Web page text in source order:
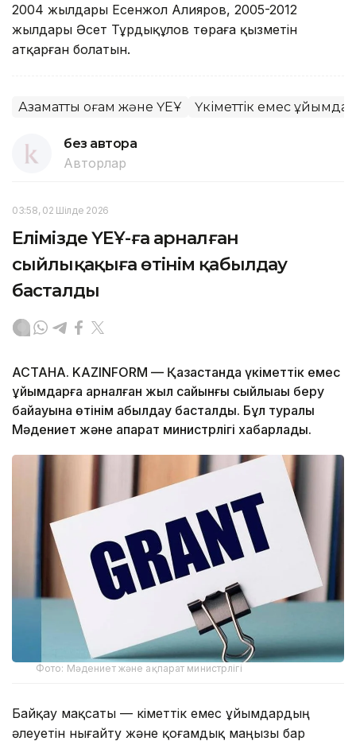
2004 жылдары Есенжол Алияров, 2005-2012
жылдары Әсет Тұрдықұлов төраға қызметін
атқарған болатын.
Азаматтық қоғам және ҮЕҰ Үкіметтік емес ұйымдар
без автора
Авторлар
03:58, 02 Шілде 2026
Елімізде ҮЕҰ-ға арналған
сыйлықақыға өтінім қабылдау
басталды
АСТАНА. KAZINFORM — Қазақстанда үкіметтік емес
ұйымдарға арналған жыл сайынғы сыйлықақы беру
байқауына өтінім қабылдау басталды. Бұл туралы
Мәдениет және ақпарат министрлігі хабарлады.
Фото: Мәдениет және ақпарат министрлігі
Байқау мақсаты — үкіметтік емес ұйымдардың
әлеуетін нығайту және қоғамдық маңызы бар